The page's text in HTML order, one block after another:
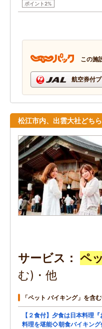
ポイント2%
この施
航空券付
松江市内、出雲大社どちら
サービス ペ
む)・他
「ペット バイキング」を含
【２食付】夕食は日本料理
料理を堪能◇朝食バイキング